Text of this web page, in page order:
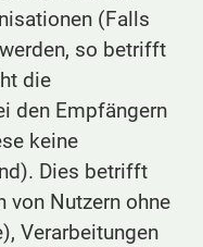
(Falls
so betrifft
die
den Empfängern
keine
Dies betrifft
von Nutzern ohne
Verarbeitungen